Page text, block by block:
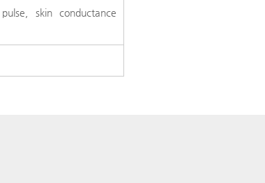
skin conductance